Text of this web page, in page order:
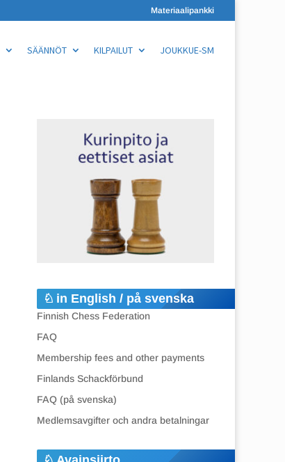
Materiaalipankki
SÄÄNNÖT KILPAILUT JOUKKUE-SM
in English / på svenska
Finnish Chess Federation
FAQ
Membership fees and other payments
Finlands Schackförbund
FAQ (på svenska)
Medlemsavgifter och andra betalningar